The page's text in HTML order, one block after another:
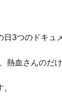
日3つのドキ
熱血さんのだけ